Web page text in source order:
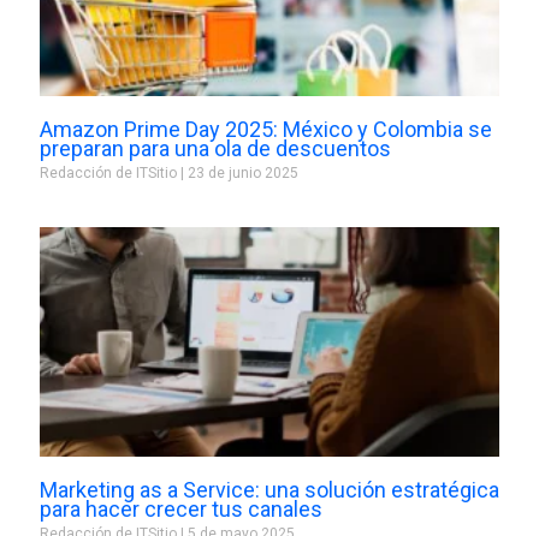
Amazon Prime Day 2025: México y Colombia se
preparan para una ola de descuentos
Redacción de ITSitio 23 de junio 2025
Marketing as a Service: una solución estratégica
para hacer crecer tus canales